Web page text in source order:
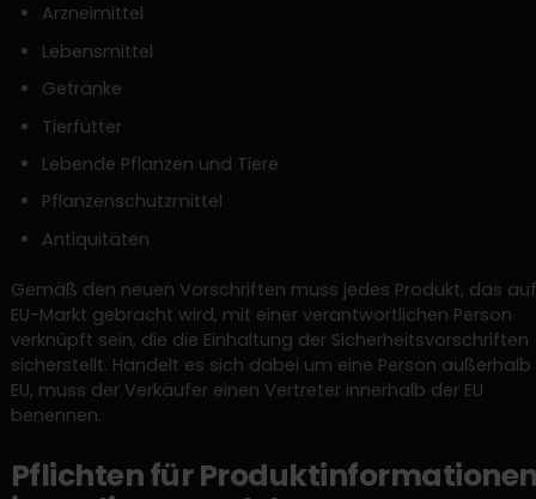
Arzneimittel
Lebensmittel
Getränke
Tierfutter
Lebende Pflanzen und Tiere
Pflanzenschutzmittel
Antiquitäten
Gemäß den neuen Vorschriften muss jedes Produkt, das
EU-Markt gebracht wird, mit einer verantwortlichen Person
verknüpft sein, die die Einhaltung der Sicherheitsvorschriften
sicherstellt. Handelt es sich dabei um eine Person außerhalb
EU, muss der Verkäufer einen Vertreter innerhalb der EU
benennen.
Pflichten für